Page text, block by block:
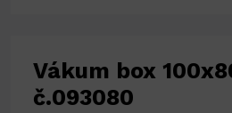
Vákum box
č.093080